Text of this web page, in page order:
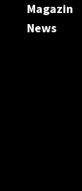
Magazin
News